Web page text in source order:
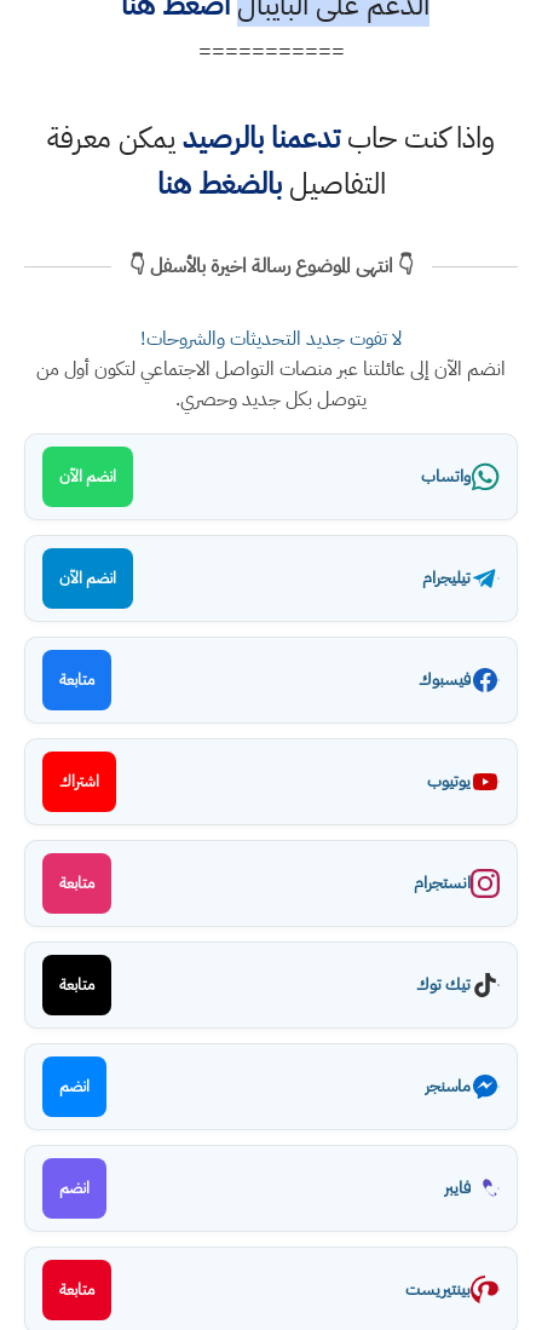
===========
واذا كنت حابتدعمنا بالرصيديمكن معرفة
التفاصيلبالضغط هنا
👇 انتهى الموضوع رسالة اخيرة بالأسفل 👇
لا تفوت جديد التحديثات والشروحات!
انضم الآن إلى عائلتنا عبر منصات التواصل الاجتماعي لتكون أول من
يتوصل بكل جديد وحصري.
واتساب انضم الآن
تيليجرام انضم الآن
فيسبوك متابعة
يوتيوب اشتراك
انستجرام متابعة
تيك توك متابعة
ماسنجر انضم
فايبر انضم
بينتيريست متابعة